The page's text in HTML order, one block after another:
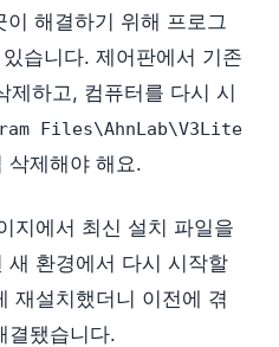
이 해결하기 위해 프로그
습니다. 제어판에서 기존
하고, 컴퓨터를 다시 시
Files\AhnLab\V3Lite
삭제해야 해요.
지에서 최신 설치 파일을
새 환경에서 다시 시작할
재설치했더니 이전에 겪
결됐습니다.